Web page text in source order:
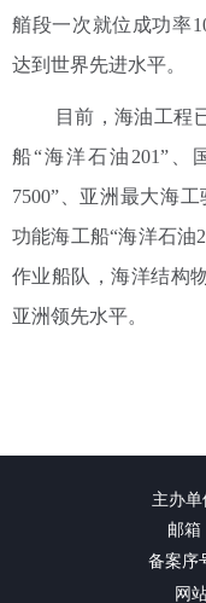
艏段一次就位成功率
达到世界先进水平。
目前，海油工程
船“海洋石油201”、
7500”、亚洲最大海
功能海工船“海洋石油
作业船队，海洋结构
亚洲领先水平。
主办
邮箱
备案序
网